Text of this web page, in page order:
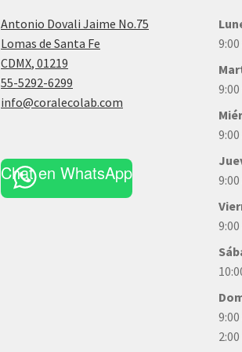
Antonio Dovali Jaime No.75
Lomas de Santa Fe
CDMX,01219
55-5292-6299
info@coralecolab.com
Chat en WhatsApp